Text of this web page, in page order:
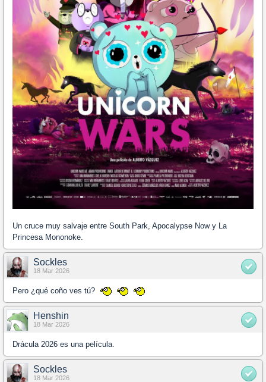
Un cruce muy salvaje entre South Park, Apocalypse Now y La
Princesa Mononoke.
Sockles
18 Mar 2026
Pero ¿qué coño ves tú?
Henshin
18 Mar 2026
Drácula 2026 es una película.
Sockles
18 Mar 2026